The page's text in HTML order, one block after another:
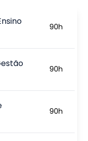
90h
90h
90h